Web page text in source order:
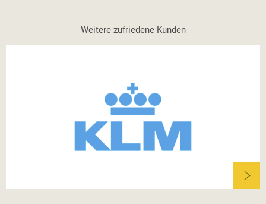
Weitere zufriedene Kunden